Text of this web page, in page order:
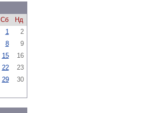
Сб
Нд
1
2
8
9
15
16
22
23
29
30